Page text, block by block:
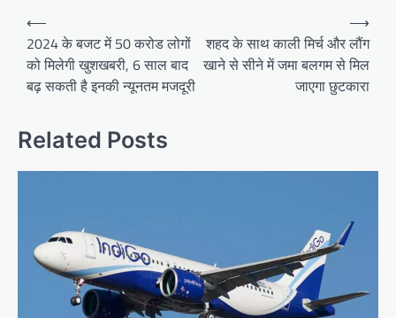
Post
navigation
⟵
2024 के बजट में 50 करोड लोगों
को मिलेगी खुशखबरी, 6 साल बाद
बढ़ सकती है इनकी न्यूनतम मजदूरी
शहद के साथ काली मिर्च और लौंग
खाने से सीने में जमा बलगम से मिल
जाएगा छुटकारा
⟶
Related Posts